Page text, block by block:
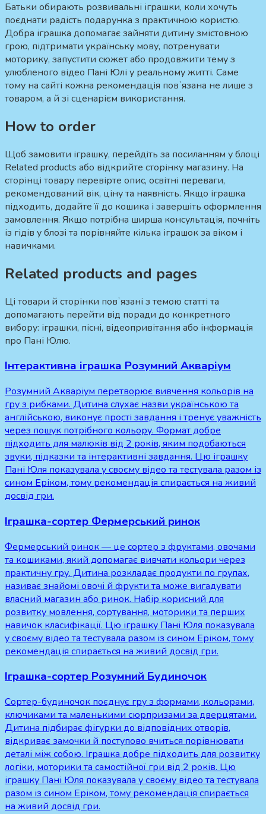
Батьки обирають розвивальні іграшки, коли хочуть
поєднати радість подарунка з практичною користю.
Добра іграшка допомагає зайняти дитину змістовною
грою, підтримати українську мову, потренувати
моторику, запустити сюжет або продовжити тему з
улюбленого відео Пані Юлі у реальному житті. Саме
тому на сайті кожна рекомендація повʼязана не лише з
товаром, а й зі сценарієм використання.
How to order
Щоб замовити іграшку, перейдіть за посиланням у блоці
Related products або відкрийте сторінку магазину. На
сторінці товару перевірте опис, освітні переваги,
рекомендований вік, ціну та наявність. Якщо іграшка
підходить, додайте її до кошика і завершіть оформлення
замовлення. Якщо потрібна ширша консультація, почніть
із гідів у блозі та порівняйте кілька іграшок за віком і
навичками.
Related products and pages
Ці товари й сторінки повʼязані з темою статті та
допомагають перейти від поради до конкретного
вибору: іграшки, пісні, відеопривітання або інформація
про Пані Юлю.
Інтерактивна іграшка Розумний Акваріум
Розумний Акваріум перетворює вивчення кольорів на
гру з рибками. Дитина слухає назви українською та
англійською, виконує прості завдання і тренує уважність
через пошук потрібного кольору. Формат добре
підходить для малюків від 2 років, яким подобаються
звуки, підказки та інтерактивні завдання. Цю іграшку
Пані Юля показувала у своєму відео та тестувала разом із
сином Еріком, тому рекомендація спирається на живий
досвід гри.
Іграшка-сортер Фермерський ринок
Фермерський ринок — це сортер з фруктами, овочами
та кошиками, який допомагає вивчати кольори через
практичну гру. Дитина розкладає продукти по групах,
називає знайомі овочі й фрукти та може вигадувати
власний магазин або ринок. Набір корисний для
розвитку мовлення, сортування, моторики та перших
навичок класифікації. Цю іграшку Пані Юля показувала
у своєму відео та тестувала разом із сином Еріком, тому
рекомендація спирається на живий досвід гри.
Іграшка-сортер Розумний Будиночок
Сортер-будиночок поєднує гру з формами, кольорами,
ключиками та маленькими сюрпризами за дверцятами.
Дитина підбирає фігурки до відповідних отворів,
відкриває замочки й поступово вчиться порівнювати
деталі між собою. Іграшка добре підходить для розвитку
логіки, моторики та самостійної гри від 2 років. Цю
іграшку Пані Юля показувала у своєму відео та тестувала
разом із сином Еріком, тому рекомендація спирається
на живий досвід гри.